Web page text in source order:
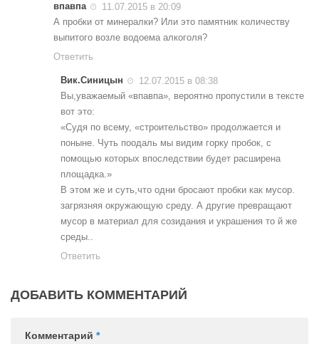
впавпа
11.07.2015 в 20:09
А пробки от минералки? Или это памятник количеству
выпитого возле водоема алкоголя?
Ответить
Вик.Синицын
12.07.2015 в 08:38
Вы,уважаемый «впавпа», вероятно пропустили в тексте
вот это:
«Судя по всему, «строительство» продолжается и
поныне. Чуть поодаль мы видим горку пробок, с
помощью которых впоследствии будет расширена
площадка.»
В этом же и суть,что одни бросают пробки как мусор.
загрязняя окружающую среду. А другие превращают
мусор в материал для созидания и украшения то й же
среды..
Ответить
ДОБАВИТЬ КОММЕНТАРИЙ
Комментарий *